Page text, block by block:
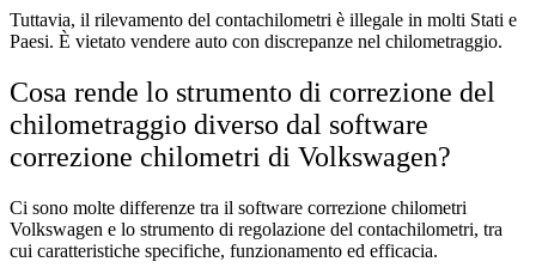
Tuttavia, il rilevamento del contachilometri è illegale in molti Stati e
Paesi. È vietato vendere auto con discrepanze nel chilometraggio.
Cosa rende lo strumento di correzione del
chilometraggio diverso dal software
correzione chilometri di Volkswagen?
Ci sono molte differenze tra il software correzione chilometri
Volkswagen e lo strumento di regolazione del contachilometri, tra
cui caratteristiche specifiche, funzionamento ed efficacia.